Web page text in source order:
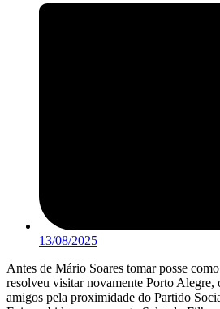
13/08/2025
Antes de Mário Soares tomar posse
resolveu visitar novamente Porto Alegre,
amigos pela proximidade do Partido